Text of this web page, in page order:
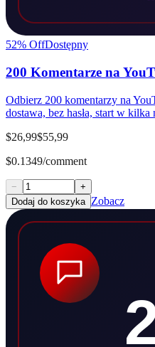
52% OffDostępny
200 Komentarze na
Odbierz 200 komentarzy na
dostawa, bez hasła, start w kilka
$26,99$55,99
$0.1349/comment
−
+
Dodaj do koszyka Zobacz